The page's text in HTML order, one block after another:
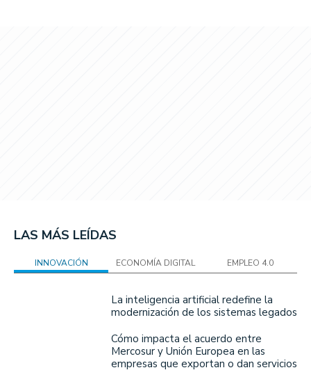
LAS MÁS LEÍDAS
INNOVACIÓN ECONOMÍA DIGITAL EMPLEO 4.0
La inteligencia artificial redefine la
modernización de los sistemas legados
Cómo impacta el acuerdo entre
Mercosur y Unión Europea en las
empresas que exportan o dan servicios